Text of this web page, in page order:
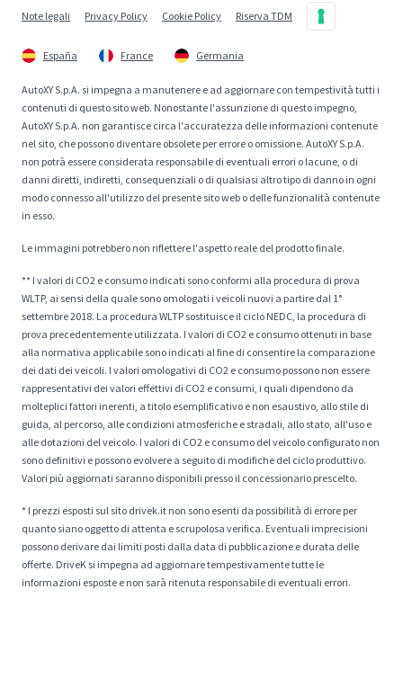
Note legali Privacy Policy Cookie Policy Riserva TDM
España France Germania
AutoXY S.p.A. si impegna a manutenere e ad aggiornare con tempestività tutti i
contenuti di questo sito web. Nonostante l'assunzione di questo impegno,
AutoXY S.p.A. non garantisce circa l'accuratezza delle informazioni contenute
nel sito, che possono diventare obsolete per errore o omissione. AutoXY S.p.A.
non potrà essere considerata responsabile di eventuali errori o lacune, o di
danni diretti, indiretti, consequenziali o di qualsiasi altro tipo di danno in ogni
modo connesso all'utilizzo del presente sito web o delle funzionalità contenute
in esso.
Le immagini potrebbero non riflettere l'aspetto reale del prodotto finale.
** I valori di CO2 e consumo indicati sono conformi alla procedura di prova
WLTP, ai sensi della quale sono omologati i veicoli nuovi a partire dal 1°
settembre 2018. La procedura WLTP sostituisce il ciclo NEDC, la procedura di
prova precedentemente utilizzata. I valori di CO2 e consumo ottenuti in base
alla normativa applicabile sono indicati al fine di consentire la comparazione
dei dati dei veicoli. I valori omologativi di CO2 e consumo possono non essere
rappresentativi dei valori effettivi di CO2 e consumi, i quali dipendono da
molteplici fattori inerenti, a titolo esemplificativo e non esaustivo, allo stile di
guida, al percorso, alle condizioni atmosferiche e stradali, allo stato, all'uso e
alle dotazioni del veicolo. I valori di CO2 e consumo del veicolo configurato non
sono definitivi e possono evolvere a seguito di modifiche del ciclo produttivo.
Valori più aggiornati saranno disponibili presso il concessionario prescelto.
* I prezzi esposti sul sito drivek.it non sono esenti da possibilità di errore per
quanto siano oggetto di attenta e scrupolosa verifica. Eventuali imprecisioni
possono derivare dai limiti posti dalla data di pubblicazione e durata delle
offerte. DriveK si impegna ad aggiornare tempestivamente tutte le
informazioni esposte e non sarà ritenuta responsabile di eventuali errori.